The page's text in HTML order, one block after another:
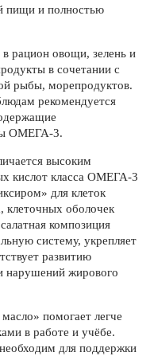
пищи и полностью
рацион овощи, зелень и
в сочетании с
рыбы, морепродуктов.
рекомендуется
ОМЕГА-3.
высоким
кислот класса ОМЕГА-3
для клеток
клеточных оболочек
композиция
систему, укрепляет
развитию
нарушений жирового
помогает легче
в работе и учёбе.
для поддержки